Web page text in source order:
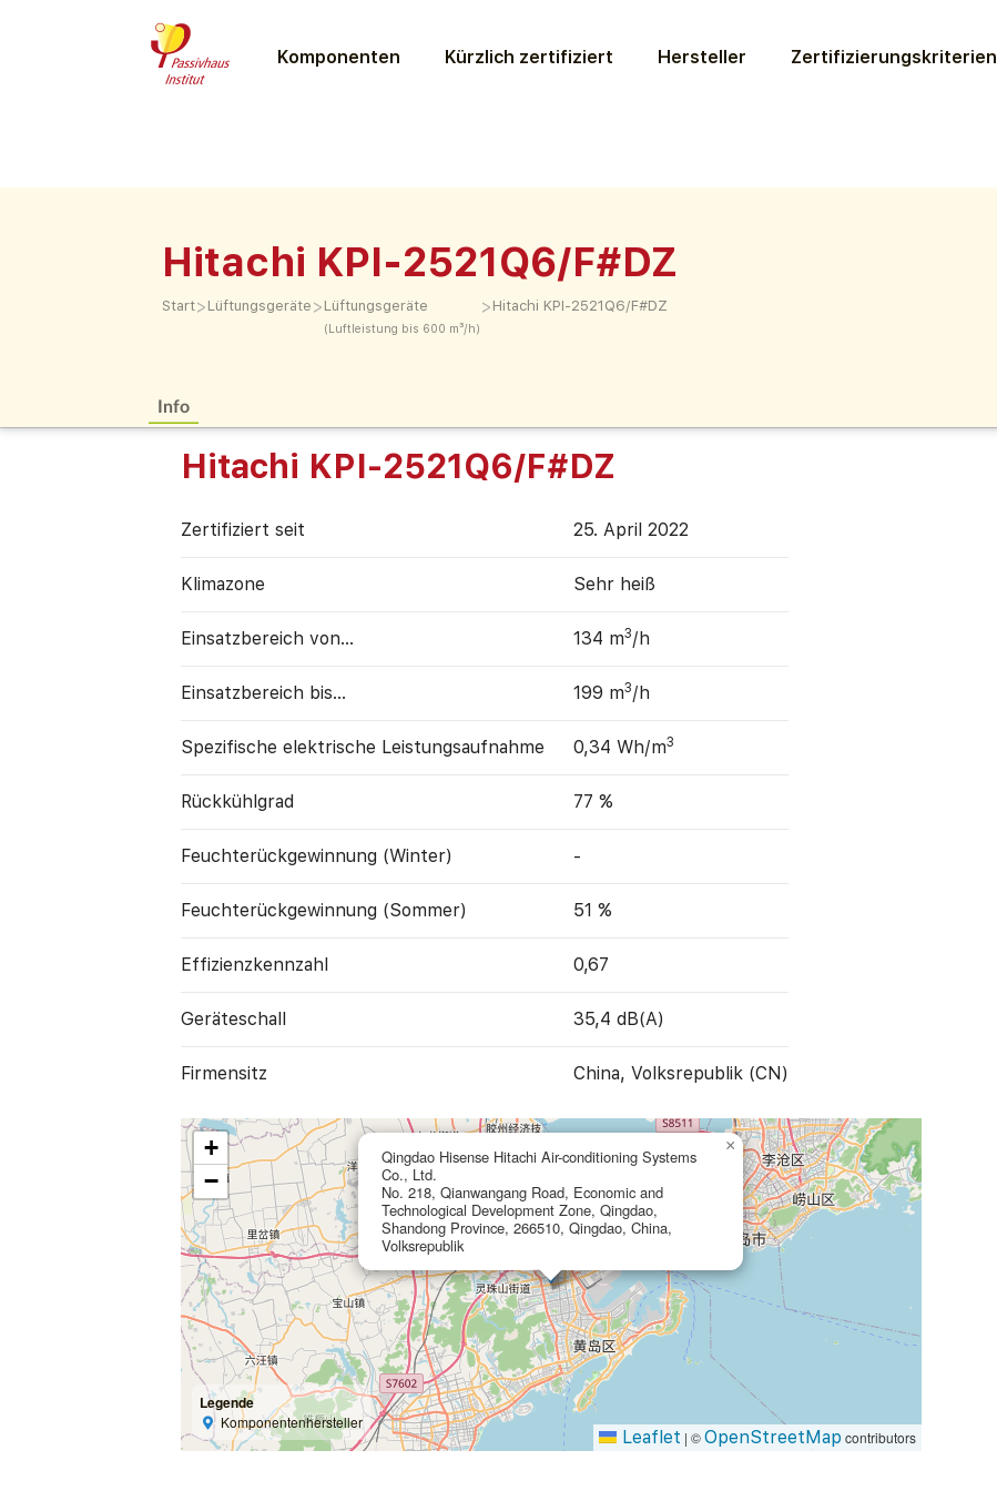
Komponenten Kürzlich zertifiziert Hersteller Zertifizierungs­kriterien
Hitachi KPI-2521Q6/F#DZ
Start> Lüftungs­geräte > Lüftungs­geräte
(Luftleistung bis 600 m³/h)
> Hitachi KPI-2521Q6/F#DZ
Info
Hitachi KPI-2521Q6/F#DZ
Zertifiziert seit 25. April 2022
Klimazone Sehr heiß
Einsatzbereich von... 134 m3/h
Einsatzbereich bis... 199 m3/h
Spezifische elektrische Leistungs­aufnahme 0,34 Wh/m3
Rückkühlgrad 77 %
Feuchte­rück­gewinnung (Winter) -
Feuchte­rück­gewinnung (Sommer) 51 %
Effizienzkennzahl 0,67
Geräte­schall 35,4 dB(A)
Firmensitz China, Volksrepublik (CN)
Qingdao Hisense Hitachi Air-conditioning Systems
Co., Ltd.
No. 218, Qianwangang Road, Economic and
Technological Development Zone, Qingdao,
Shandong Province, 266510, Qingdao, China,
Volksrepublik
×
+
−
Legende
Komponentenhersteller
Leaflet | ©OpenStreetMap contributors